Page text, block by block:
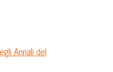
Annali del